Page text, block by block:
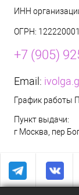
ИНН
ОГРН:
+7 (905)
Email:
График работы
Пункт выдачи:
г Москва, пер